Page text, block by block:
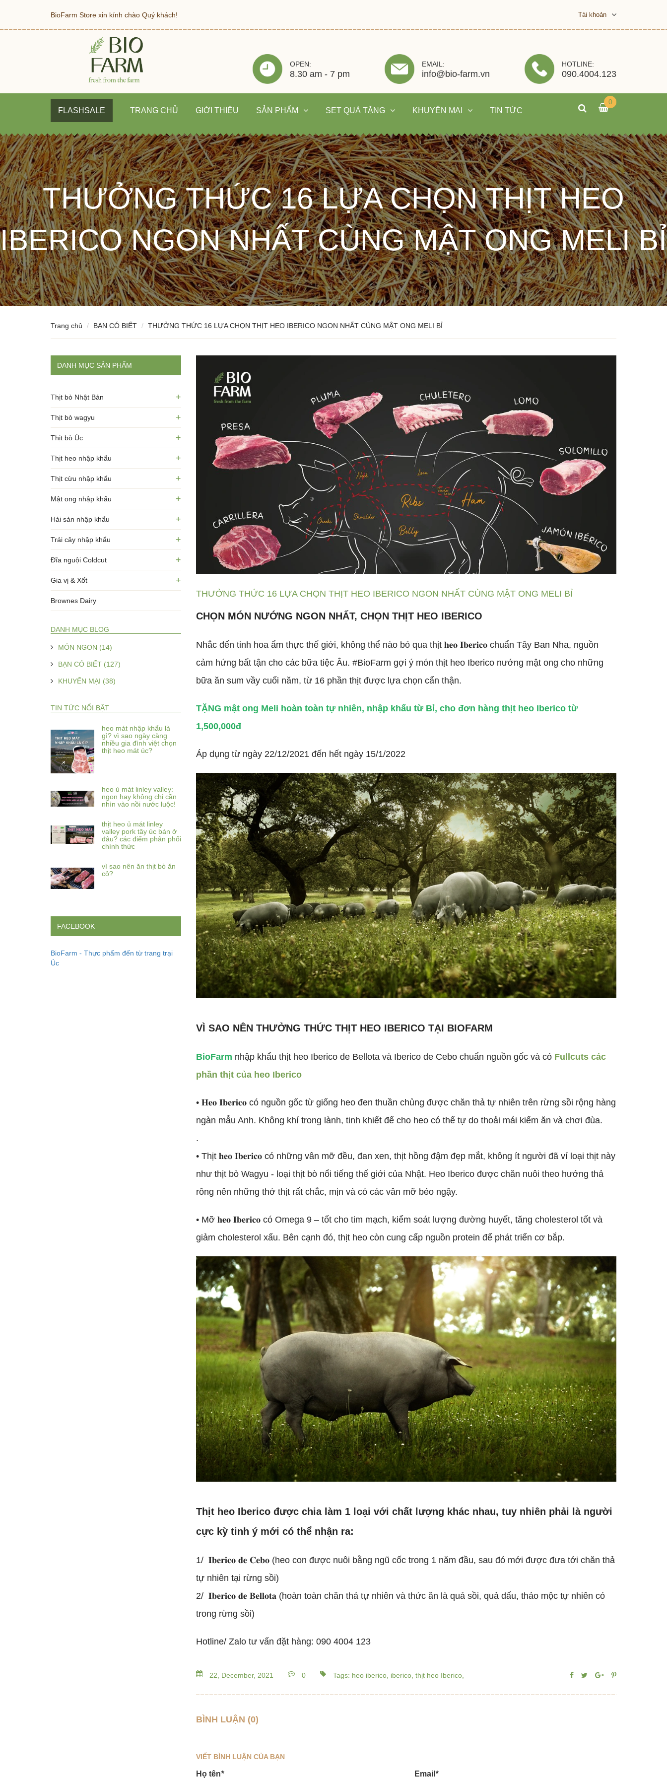
BioFarm Store xin kính chào Quý khách! Tài khoản
HOTLINE:
090.4004.123
EMAIL:
info@bio-farm.vn
OPEN:
8.30 am - 7 pm
FLASHSALE TRANG CHỦ GIỚI THIỆU SẢN PHẨM SET QUÀ TẶNG KHUYẾN MẠI TIN TỨC
0
THƯỞNG THỨC 16 LỰA CHỌN THỊT HEO
IBERICO NGON NHẤT CÙNG MẬT ONG MELI BỈ
Trang chủ BẠN CÓ BIẾT THƯỞNG THỨC 16 LỰA CHỌN THỊT HEO IBERICO NGON NHẤT CÙNG MẬT ONG MELI BỈ
THƯỞNG THỨC 16 LỰA CHỌN THỊT HEO IBERICO NGON NHẤT CÙNG MẬT ONG MELI BỈ
CHỌN MÓN NƯỚNG NGON NHẤT, CHỌN THỊT HEO IBERICO
Nhắc đến tinh hoa ẩm thực thế giới, không thể nào bỏ qua thịt 𝐡𝐞𝐨 𝐈𝐛𝐞𝐫𝐢𝐜𝐨 chuẩn Tây Ban Nha, nguồn
cảm hứng bất tận cho các bữa tiệc Âu. #BioFarm gợi ý món thịt heo Iberico nướng mật ong cho những
bữa ăn sum vầy cuối năm, từ 16 phần thịt được lựa chọn cẩn thận.
TẶNG mật ong Meli hoàn toàn tự nhiên, nhập khẩu từ Bỉ, cho đơn hàng thịt heo Iberico từ
1,500,000đ
Áp dụng từ ngày 22/12/2021 đến hết ngày 15/1/2022
VÌ SAO NÊN THƯỞNG THỨC THỊT HEO IBERICO TẠI BIOFARM
BioFarm nhập khẩu thịt heo Iberico de Bellota và Iberico de Cebo chuẩn nguồn gốc và có Fullcuts các
phần thịt của heo Iberico
• 𝐇𝐞𝐨 𝐈𝐛𝐞𝐫𝐢𝐜𝐨 có nguồn gốc từ giống heo đen thuần chủng được chăn thả tự nhiên trên rừng sồi rộng hàng
ngàn mẫu Anh. Không khí trong lành, tinh khiết để cho heo có thể tự do thoải mái kiếm ăn và chơi đùa.
.
• Thịt 𝐡𝐞𝐨 𝐈𝐛𝐞𝐫𝐢𝐜𝐨 có những vân mỡ đều, đan xen, thịt hồng đậm đẹp mắt, không ít người đã ví loại thịt này
như thịt bò Wagyu - loại thịt bò nổi tiếng thế giới của Nhật. Heo Iberico được chăn nuôi theo hướng thả
rông nên những thớ thịt rất chắc, mịn và có các vân mỡ béo ngậy.
• Mỡ 𝐡𝐞𝐨 𝐈𝐛𝐞𝐫𝐢𝐜𝐨 có Omega 9 – tốt cho tim mạch, kiểm soát lượng đường huyết, tăng cholesterol tốt và
giảm cholesterol xấu. Bên cạnh đó, thịt heo còn cung cấp nguồn protein để phát triển cơ bắp.
Thịt heo Iberico được chia làm 1 loại với chất lượng khác nhau, tuy nhiên phải là người
cực kỳ tinh ý mới có thể nhận ra:
1/ 𝐈𝐛𝐞𝐫𝐢𝐜𝐨 𝐝𝐞 𝐂𝐞𝐛𝐨 (heo con được nuôi bằng ngũ cốc trong 1 năm đầu, sau đó mới được đưa tới chăn thả
tự nhiên tại rừng sồi)
2/ 𝐈𝐛𝐞𝐫𝐢𝐜𝐨 𝐝𝐞 𝐁𝐞𝐥𝐥𝐨𝐭𝐚 (hoàn toàn chăn thả tự nhiên và thức ăn là quả sồi, quả dấu, thảo mộc tự nhiên có
trong rừng sồi)
Hotline/ Zalo tư vấn đặt hàng: 090 4004 123
22, December, 2021 0 Tags: heo iberico, iberico, thịt heo Iberico,
BÌNH LUẬN (0)
VIẾT BÌNH LUẬN CỦA BẠN
Họ tên* Email*
DANH MỤC SẢN PHẨM
Thịt bò Nhật Bản +
Thịt bò wagyu +
Thịt bò Úc +
Thịt heo nhập khẩu +
Thịt cừu nhập khẩu +
Mật ong nhập khẩu +
Hải sản nhập khẩu +
Trái cây nhập khẩu +
Đĩa nguội Coldcut +
Gia vị & Xốt +
Brownes Dairy
DANH MỤC BLOG
MÓN NGON (14)
BẠN CÓ BIẾT (127)
KHUYẾN MẠI (38)
TIN TỨC NỔI BẬT
heo mát nhập khẩu là
gì? vì sao ngày càng
nhiều gia đình việt chọn
thịt heo mát úc?
heo ủ mát linley valley:
ngon hay không chỉ cần
nhìn vào nồi nước luộc!
thịt heo ủ mát linley
valley pork tây úc bán ở
đâu? các điểm phân phối
chính thức
vì sao nên ăn thịt bò ăn
cỏ?
FACEBOOK
BioFarm - Thực phẩm đến từ trang trại
Úc